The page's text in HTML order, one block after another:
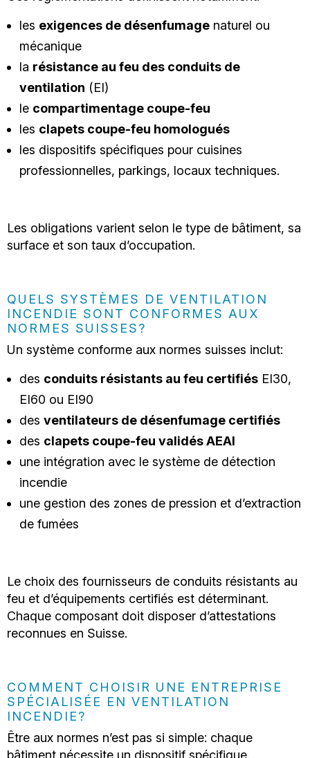
les exigences de désenfumage naturel ou
mécanique
la résistance au feu des conduits de
ventilation (EI)
le compartimentage coupe-feu
les clapets coupe-feu homologués
les dispositifs spécifiques pour cuisines
professionnelles, parkings, locaux techniques.
Les obligations varient selon le type de bâtiment, sa
surface et son taux d’occupation.
QUELS SYSTÈMES DE VENTILATION
INCENDIE SONT CONFORMES AUX
NORMES SUISSES?
Un système conforme aux normes suisses inclut:
des conduits résistants au feu certifiés EI30,
EI60 ou EI90
des ventilateurs de désenfumage certifiés
des clapets coupe-feu validés AEAI
une intégration avec le système de détection
incendie
une gestion des zones de pression et d’extraction
de fumées
Le choix des fournisseurs de conduits résistants au
feu et d’équipements certifiés est déterminant.
Chaque composant doit disposer d’attestations
reconnues en Suisse.
COMMENT CHOISIR UNE ENTREPRISE
SPÉCIALISÉE EN VENTILATION
INCENDIE?
Être aux normes n’est pas si simple: chaque
bâtiment nécessite un dispositif spécifique.